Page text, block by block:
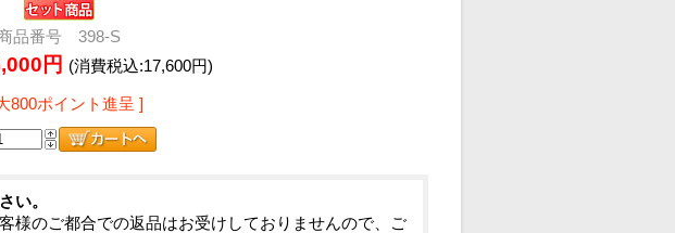
品番号 398-S
円 (消費税込:17,600円)
800ポイント進呈 ]
い。
様のご都合での返品はお受けしておりませんので、ご